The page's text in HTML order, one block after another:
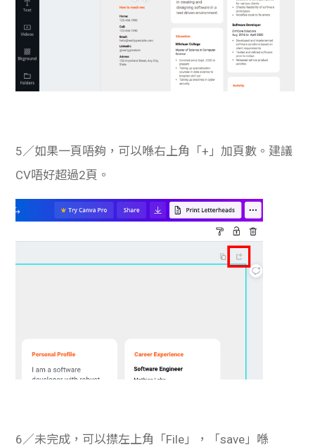
5／如果一頁唔夠，可以喺右上角「+」加頁數。建議
CV唔好超過2頁。
6／未完成，可以㩒左上角「File」，「save」喺